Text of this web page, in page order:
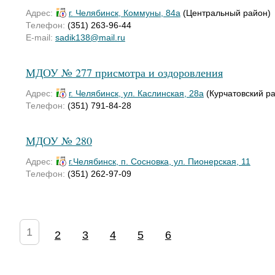
Адрес: г. Челябинск, Коммуны, 84а (Центральный район)
Телефон: (351) 263-96-44
E-mail: sadik138@mail.ru
МДОУ № 277 присмотра и оздоровления
Адрес: г. Челябинск, ул. Каслинская, 28а (Курчатовский
Телефон: (351) 791-84-28
МДОУ № 280
Адрес:
г.Челябинск, п. Сосновка, ул. Пионерская, 11
Телефон: (351) 262-97-09
1 2 3 4 5 6